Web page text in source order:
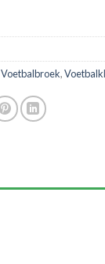
Voetbalbroek,